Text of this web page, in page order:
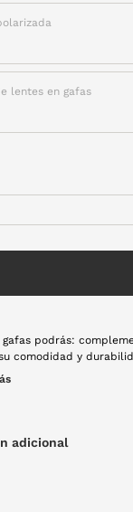
lentes en gafas
gafas podrás:
y durabilidad, y estar
dudes más y hazte
adicional